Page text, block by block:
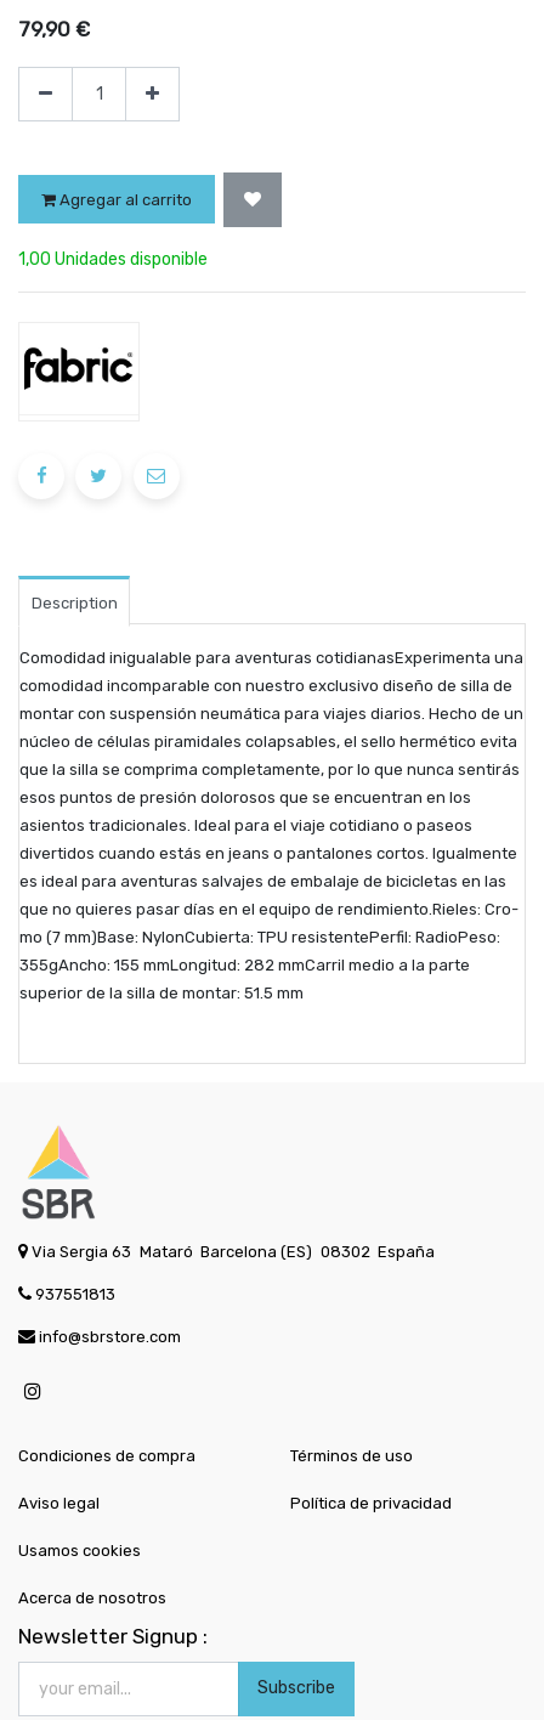
79,90 €
Agregar al carrito
1,00 Unidades disponible
Description
Comodidad inigualable para aventuras cotidianasExperimenta una
comodidad incomparable con nuestro exclusivo diseño de silla de
montar con suspensión neumática para viajes diarios. Hecho de un
núcleo de células piramidales colapsables, el sello hermético evita
que la silla se comprima completamente, por lo que nunca sentirás
esos puntos de presión dolorosos que se encuentran en los
asientos tradicionales. Ideal para el viaje cotidiano o paseos
divertidos cuando estás en jeans o pantalones cortos. Igualmente
es ideal para aventuras salvajes de embalaje de bicicletas en las
que no quieres pasar días en el equipo de rendimiento.Rieles: Cro-
mo (7 mm)Base: NylonCubierta: TPU resistentePerfil: RadioPeso:
355gAncho: 155 mmLongitud: 282 mmCarril medio a la parte
superior de la silla de montar: 51.5 mm
Via Sergia 63 Mataró Barcelona (ES) 08302 España
937551813
info@sbrstore.com
Condiciones de compra
Aviso legal
Términos de uso
Política de privacidad
Usamos cookies
Acerca de nosotros
Newsletter Signup :
Subscribe